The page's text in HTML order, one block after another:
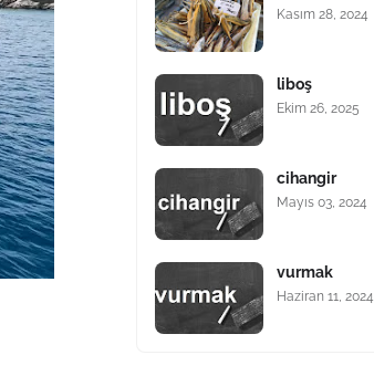
Kasım 28, 2024
liboş
Ekim 26, 2025
cihangir
Mayıs 03, 2024
vurmak
Haziran 11, 2024